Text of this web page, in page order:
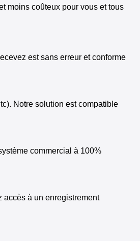
moins coûteux pour vous et tous
est sans erreur et conforme
Notre solution est compatible
commercial à 100%
accès à un enregistrement